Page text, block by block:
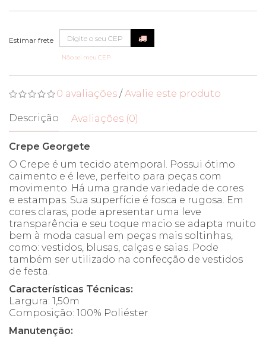
Não sei meu CEP
0 avaliações /Avalie este produto
Descrição Avaliações (0)
Crepe Georgete
O Crepe é um tecido atemporal. Possui ótimo
caimento e é leve, perfeito para peças com
movimento. Há uma grande variedade de cores
e estampas. Sua superfície é fosca e rugosa. Em
cores claras, pode apresentar uma leve
transparência e seu toque macio se adapta muito
bem à moda casual em peças mais soltinhas,
como: vestidos, blusas, calças e saias. Pode
também ser utilizado na confecção de vestidos
de festa.
Características Técnicas:
Largura: 1,50m
Composição: 100% Poliéster
Manutenção: